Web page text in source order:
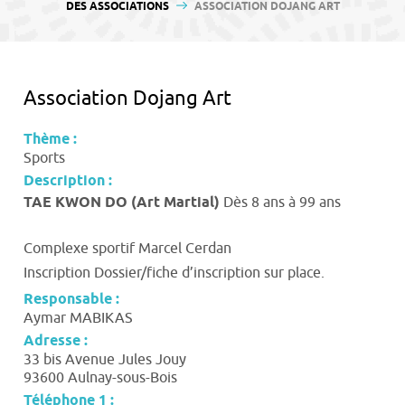
DES ASSOCIATIONS
ASSOCIATION DOJANG ART
Association Dojang Art
Thème :
Sports
Description :
TAE KWON DO (Art Martial) Dès 8 ans à 99 ans
Complexe sportif Marcel Cerdan
Inscription Dossier/fiche d’inscription sur place.
Responsable :
Aymar MABIKAS
Adresse :
33 bis Avenue Jules Jouy
93600 Aulnay-sous-Bois
Téléphone 1 :